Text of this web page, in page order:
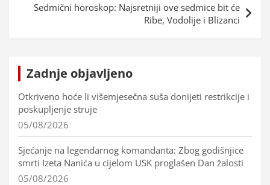
Sedmični horoskop: Najsretniji ove sedmice bit će
Ribe, Vodolije i Blizanci
Zadnje objavljeno
Otkriveno hoće li višemjesečna suša donijeti restrikcije i
poskupljenje struje
05/08/2026
Sjećanje na legendarnog komandanta: Zbog godišnjice
smrti Izeta Nanića u cijelom USK proglašen Dan žalosti
05/08/2026